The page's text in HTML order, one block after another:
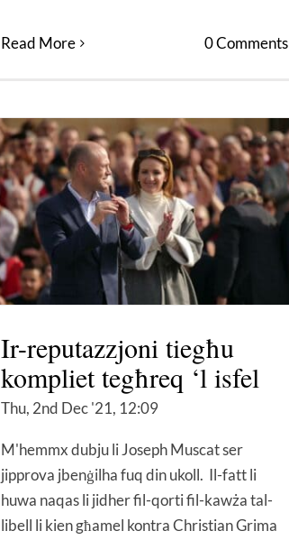
Read More 0 Comments
Ir-reputazzjoni tiegħu
kompliet tegħreq ‘l isfel
Thu, 2nd Dec '21, 12:09
M'hemmx dubju li Joseph Muscat ser
jipprova jbenġilha fuq din ukoll. Il-fatt li
huwa naqas li jidher fil-qorti fil-kawża tal-
libell li kien għamel kontra Christian Grima